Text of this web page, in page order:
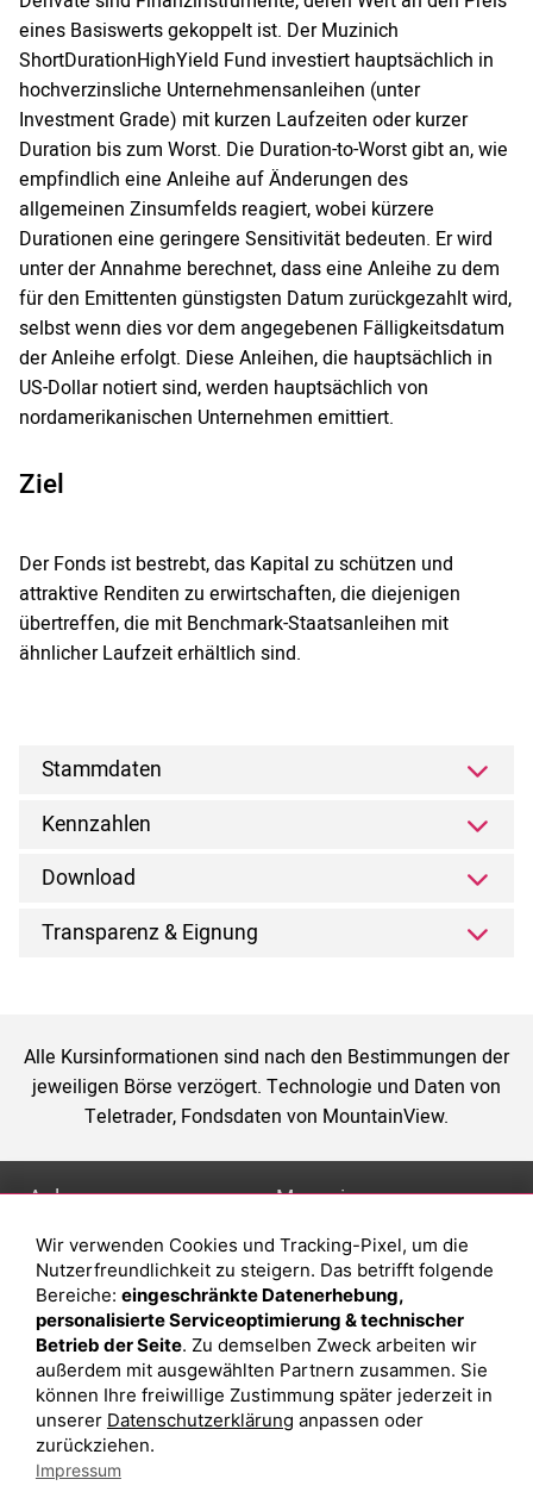
eines Basiswerts gekoppelt ist. Der Muzinich
ShortDurationHighYield Fund investiert hauptsächlich in
hochverzinsliche Unternehmensanleihen (unter
Investment Grade) mit kurzen Laufzeiten oder kurzer
Duration bis zum Worst. Die Duration-to-Worst gibt an, wie
empfindlich eine Anleihe auf Änderungen des
allgemeinen Zinsumfelds reagiert, wobei kürzere
Durationen eine geringere Sensitivität bedeuten. Er wird
unter der Annahme berechnet, dass eine Anleihe zu dem
für den Emittenten günstigsten Datum zurückgezahlt wird,
selbst wenn dies vor dem angegebenen Fälligkeitsdatum
der Anleihe erfolgt. Diese Anleihen, die hauptsächlich in
US-Dollar notiert sind, werden hauptsächlich von
nordamerikanischen Unternehmen emittiert.
Ziel
Der Fonds ist bestrebt, das Kapital zu schützen und
attraktive Renditen zu erwirtschaften, die diejenigen
übertreffen, die mit Benchmark-Staatsanleihen mit
ähnlicher Laufzeit erhältlich sind.
Stammdaten
Kennzahlen
Download
Transparenz & Eignung
Alle Kursinformationen sind nach den Bestimmungen der
jeweiligen Börse verzögert. Technologie und Daten von
Teletrader, Fondsdaten von MountainView.
Anlage
Depot eröffnen
Depot vergleichen
Junior Depot
Top-Seller-Fonds
Top-Fonds
Fonds-Suche
Magazin
Was sind sind ETFs?
Sparplan Vorteile
Was ist ein Fonds?
Wir verwenden Cookies und Tracking-Pixel, um die
Nutzerfreundlichkeit zu steigern. Das betrifft folgende
Bereiche: eingeschränkte Datenerhebung,
personalisierte Serviceoptimierung & technischer
Betrieb der Seite. Zu demselben Zweck arbeiten wir
außerdem mit ausgewählten Partnern zusammen. Sie
können Ihre freiwillige Zustimmung später jederzeit in
unserer Datenschutzerklärung anpassen oder
zurückziehen.
Impressum